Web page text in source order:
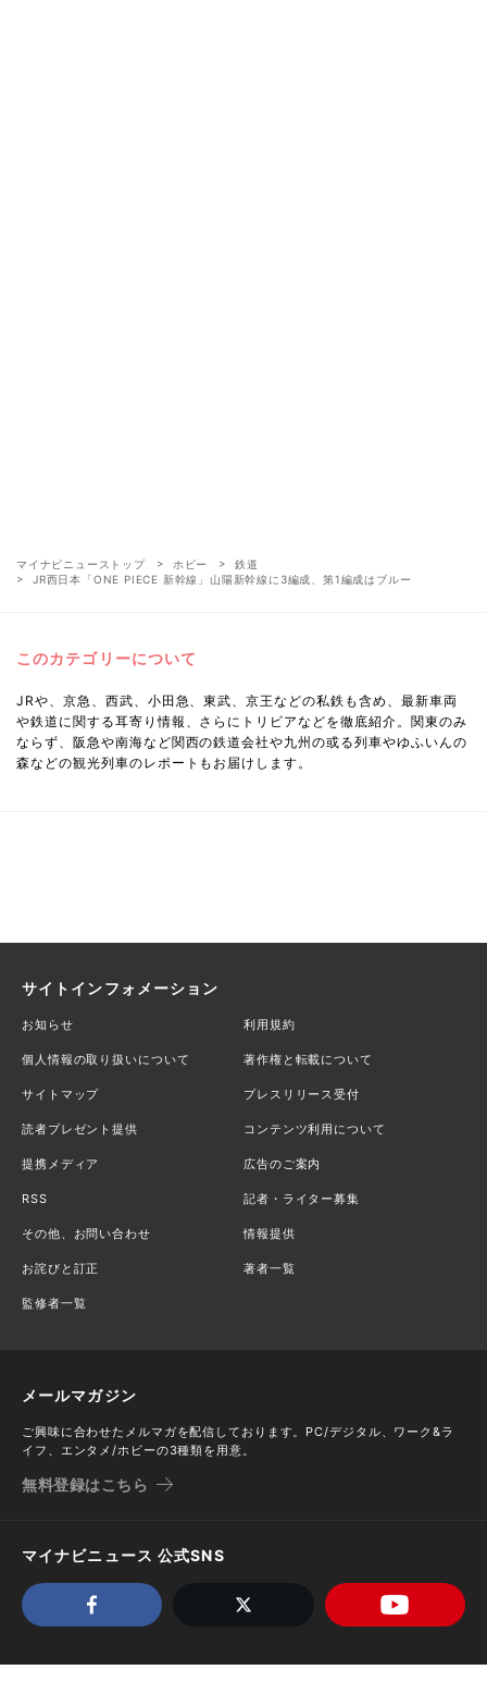
マイナビニューストップ ホビー
鉄道
JR西日本「ONE PIECE 新幹線」山陽新幹線に3編成、第1編成はブルー
このカテゴリーについて
JRや、京急、西武、小田急、東武、京王などの私鉄も含め、最新車両
や鉄道に関する耳寄り情報、さらにトリビアなどを徹底紹介。関東のみ
ならず、阪急や南海など関西の鉄道会社や九州の或る列車やゆふいんの
森などの観光列車のレポートもお届けします。
サイトインフォメーション
お知らせ 利用規約
個人情報の取り扱いについて 著作権と転載について
サイトマップ プレスリリース受付
読者プレゼント提供 コンテンツ利用について
提携メディア 広告のご案内
RSS 記者・ライター募集
その他、お問い合わせ 情報提供
お詫びと訂正 著者一覧
監修者一覧
メールマガジン
ご興味に合わせたメルマガを配信しております。PC/デジタル、ワーク&ラ
イフ、エンタメ/ホビーの3種類を用意。
無料登録はこちら
マイナビニュース 公式SNS